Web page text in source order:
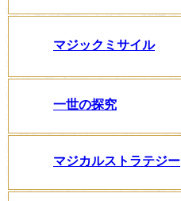
マジックミサイル
一世の探究
マジカルストラテジー